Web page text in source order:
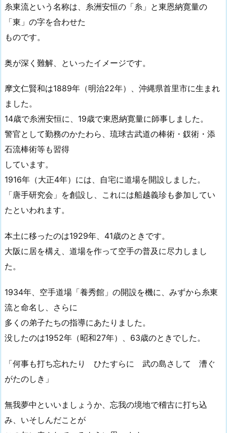
糸東流という名称は、糸洲安恒の「糸」と東恩納寛量の
「東」の字を合わせた
ものです。
奥が深く難解、といったイメージです。
摩文仁賢和は1889年（明治22年）、沖縄県首里市に生まれ
ました。
14歳で糸洲安恒に、19歳で東恩納寛量に師事しました。
警官として勤務のかたわら、琉球古武道の棒術・釵術・添
石流棒術等も習得
しています。
1916年（大正4年）には、自宅に道場を開設しました。
「唐手研究会」を創設し、これには船越義珍も参加してい
たといわれます。
本土に移ったのは1929年、41歳のときです。
大阪に居を構え、道場を作って空手の普及に尽力しまし
た。
1934年、空手道場「養秀館」の開設を機に、みずから糸東
流と命名し、さらに
多くの弟子たちの指導にあたりました。
没したのは1952年（昭和27年）、63歳のときでした。
「何事も打ち忘れたり ひたすらに 武の島さして 漕ぐ
がたのしき」
無我夢中といいましょうか、忘我の境地で稽古に打ち込
み、いそしんだことが